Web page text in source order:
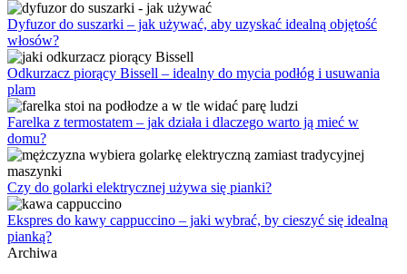
Dyfuzor do suszarki – jak używać, aby uzyskać idealną objętość
włosów?
Odkurzacz piorący Bissell – idealny do mycia podłóg i usuwania
plam
Farelka z termostatem – jak działa i dlaczego warto ją mieć w
domu?
Czy do golarki elektrycznej używa się pianki?
Ekspres do kawy cappuccino – jaki wybrać, by cieszyć się idealną
pianką?
Archiwa